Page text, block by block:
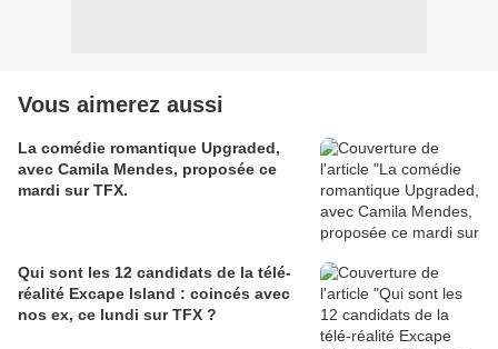
Vous aimerez aussi
La comédie romantique Upgraded,
avec Camila Mendes, proposée ce
mardi sur TFX.
Qui sont les 12 candidats de la télé-
réalité Excape Island : coincés avec
nos ex, ce lundi sur TFX ?